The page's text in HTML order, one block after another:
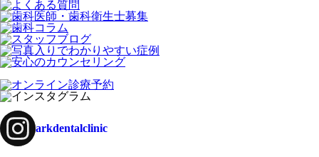
arkdentalclinic